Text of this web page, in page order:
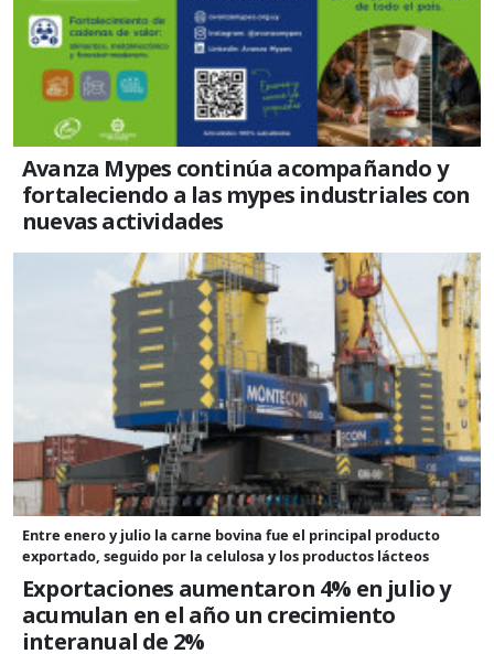
Avanza Mypes continúa acompañando y
fortaleciendo a las mypes industriales con
nuevas actividades
Entre enero y julio la carne bovina fue el principal producto
exportado, seguido por la celulosa y los productos lácteos
Exportaciones aumentaron 4% en julio y
acumulan en el año un crecimiento
interanual de 2%